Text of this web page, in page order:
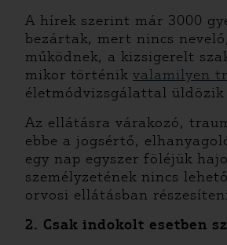
A hírek szerint már 3000
bezártak, mert nincs
működnek, a kizsigerelt
mikor történik valamilyen
életmódvizsgálattal üldözik
Az ellátásra várakozó,
ebbe a jogsértő,
egy nap egyszer föléjük
személyzetének nincs
orvosi ellátásban
2. Csak indokolt esetben